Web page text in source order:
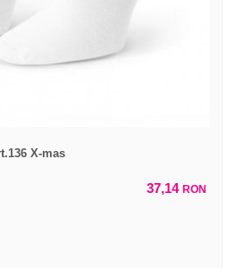
X-mas
37,14 RON